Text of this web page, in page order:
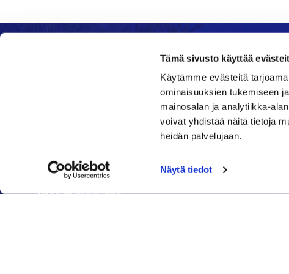
Tämä sivusto käyttää
Käytämme evästeitä
ominaisuuksien tukemiseen
mainosalan ja analytiikka-
voivat yhdistää näitä tietoja
heidän palvelujaan.
Näytä tiedot
Caddiemaster
06 46040682
toimisto@jgs.fi
Ravintola
Daniel's
Nykäläntie
62600